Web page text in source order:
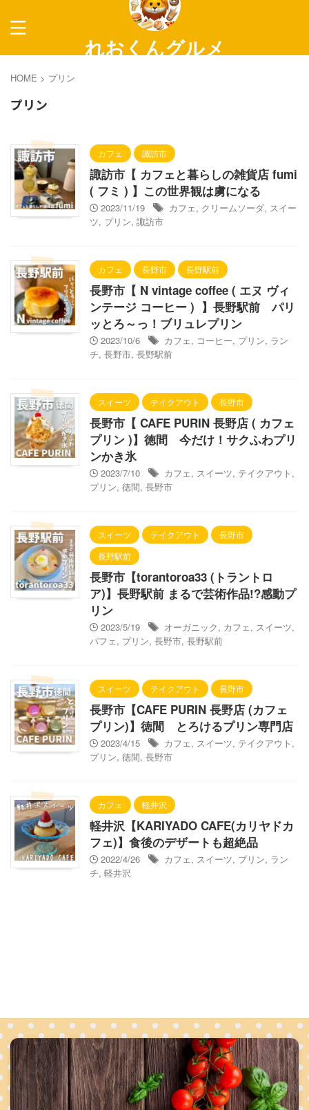
れおくんグルメ
HOME > プリン
プリン
カフェ 諏訪市
諏訪市【 カフェと暮らしの雑貨店 fumi
( フミ ) 】この世界観は虜になる
2023/11/19 カフェ, クリームソーダ, スイー
ツ, プリン, 諏訪市
カフェ 長野市 長野駅前
長野市【 N vintage coffee ( エヌ ヴィ
ンテージ コーヒー ) 】長野駅前 パリ
ッとろ～っ！ブリュレプリン
2023/10/6 カフェ, コーヒー, プリン, ラン
チ, 長野市, 長野駅前
スイーツ テイクアウト 長野市
長野市【 CAFE PURIN 長野店 ( カフェ
プリン )】徳間 今だけ！サクふわプリ
ンかき氷
2023/7/10 カフェ, スイーツ, テイクアウト ,
プリン, 徳間, 長野市
スイーツ テイクアウト
長野市
長野駅前
長野市【torantoroa33 (トラントロ
ア)】長野駅前 まるで芸術作品!?感動プ
リン
2023/5/19 オーガニック, カフェ, スイーツ,
パフェ, プリン, 長野市, 長野駅前
スイーツ テイクアウト 長野市
長野市【CAFE PURIN 長野店 (カフェ
プリン)】徳間 とろけるプリン専門店
2023/4/15 カフェ, スイーツ, テイクアウト ,
プリン, 徳間, 長野市
カフェ 軽井沢
軽井沢【KARIYADO CAFE(カリヤドカ
フェ)】食後のデザートも超絶品
2022/4/26 カフェ, スイーツ, プリン, ラン
チ, 軽井沢